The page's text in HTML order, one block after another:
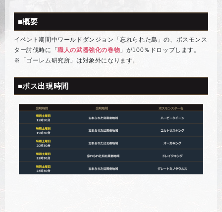
■概要
イベント期間中ワールドダンジョン「忘れられた島」の、ボスモンス
ター討伐時に「職人の武器強化の巻物 」が100％ドロップします。
※「ゴーレム研究所」は対象外になります。
■ボス出現時間